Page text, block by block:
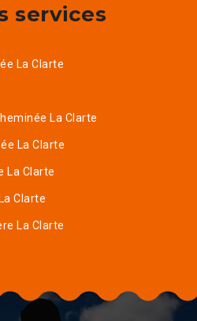
services
La Clarte
La Clarte
La Clarte
La Clarte
Clarte
La Clarte